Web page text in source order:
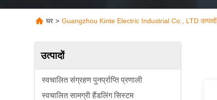
घर > Guangzhou Kinte Electric Industrial Co., LTD उत्पादों
उत्पादों
स्वचालित संग्रहण पुनर्प्राप्ति प्रणाली
स्वचालित सामग्री हैंडलिंग सिस्टम